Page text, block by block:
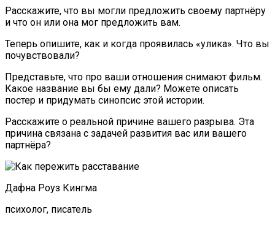
Расскажите, что вы могли предложить своему партнёру
и что он или она мог предложить вам.
Теперь опишите, как и когда проявилась «улика». Что вы
почувствовали?
Представьте, что про ваши отношения снимают фильм.
Какое название вы бы ему дали? Можете описать
постер и придумать синопсис этой истории.
Расскажите о реальной причине вашего разрыва. Эта
причина связана с задачей развития вас или вашего
партнёра?
Дафна Роуз Кингма
психолог, писатель